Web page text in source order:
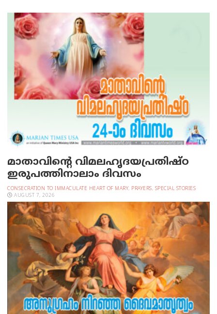
മാതാവിന്റെ വിമലഹൃദയപ്രതിഷ്ഠ
ഇരുപത്തിനാലാം ദിവസം
CONSECRATION TO IMMACULATE HEART OF MARY, PRAYERS, SPECIAL STORIES
AUGUST 7, 2026